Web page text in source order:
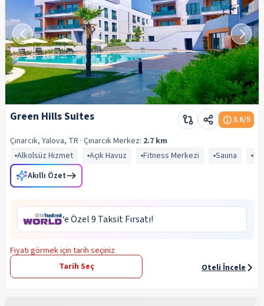
Green Hills Suites 3.6/5
Çınarcık, Yalova, TR · ÇınarcıkMerkez: 2.7 km
Alkolsüz Hizmet
Açık Havuz Fitness Merkezi Sauna
Akıllı Özet
‘e Özel 9 Taksit Fırsatı!
Fiyatı görmek için tarih seçiniz
Tarih Seç
Oteli İncele